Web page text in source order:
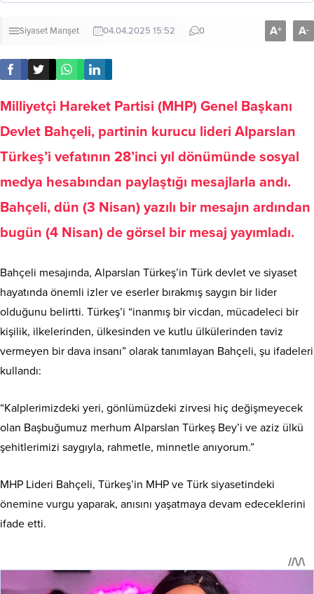
Siyaset Manşet 04.04.2025 15:52 0 A+ A-
Milliyetçi Hareket Partisi (MHP) Genel Başkanı
Devlet Bahçeli, partinin kurucu lideri Alparslan
Türkeş’i vefatının 28’inci yıl dönümünde sosyal
medya hesabından paylaştığı mesajlarla andı.
Bahçeli, dün (3 Nisan) yazılı bir mesajın ardından
bugün (4 Nisan) de görsel bir mesaj yayımladı.
Bahçeli mesajında, Alparslan Türkeş’in Türk devlet ve siyaset
hayatında önemli izler ve eserler bırakmış saygın bir lider
olduğunu belirtti. Türkeş’i “inanmış bir vicdan, mücadeleci bir
kişilik, ilkelerinden, ülkesinden ve kutlu ülkülerinden taviz
vermeyen bir dava insanı” olarak tanımlayan Bahçeli, şu ifadeleri
kullandı:
“Kalplerimizdeki yeri, gönlümüzdeki zirvesi hiç değişmeyecek
olan Başbuğumuz merhum Alparslan Türkeş Bey’i ve aziz ülkü
şehitlerimizi saygıyla, rahmetle, minnetle anıyorum.”
MHP Lideri Bahçeli, Türkeş’in MHP ve Türk siyasetindeki
önemine vurgu yaparak, anısını yaşatmaya devam edeceklerini
ifade etti.